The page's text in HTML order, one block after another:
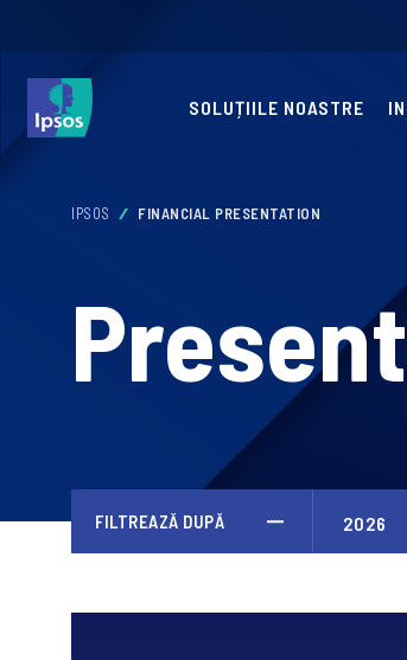
SOLUȚIILE NOASTRE
IPSOS FINANCIAL PRESENTATION
FILTREAZĂ DUPĂ